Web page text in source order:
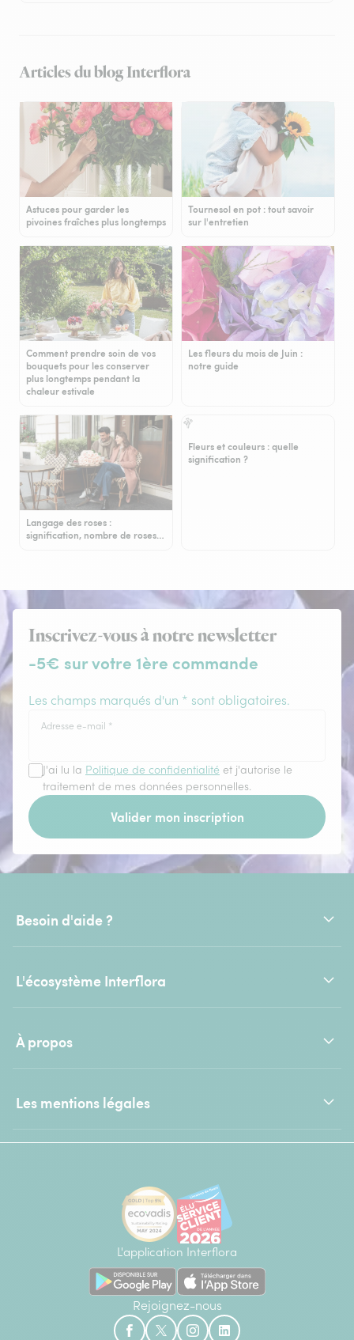
Articles du blog Interflora
Astuces pour garder les
pivoines fraîches plus longtemps
Tournesol en pot : tout savoir
sur l'entretien
Comment prendre soin de vos
bouquets pour les conserver
plus longtemps pendant la
chaleur estivale
Les fleurs du mois de Juin :
notre guide
Langage des roses :
signification, nombre de roses…
Fleurs et couleurs : quelle
signification ?
Inscrivez-vous à notre newsletter
-5€ sur votre 1ère commande
Les champs marqués d'un * sont obligatoires.
Adresse e-mail *
J'ai lu la Politique de confidentialité et j'autorise le
traitement de mes données personnelles.
Valider mon inscription
Besoin d'aide ?
L'écosystème Interflora
À propos
Les mentions légales
L'application Interflora
Rejoignez-nous